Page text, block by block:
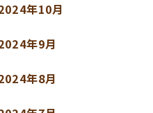
年10月
年9月
年8月